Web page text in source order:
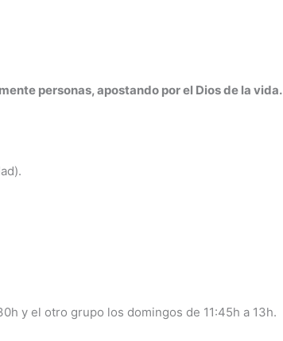
personas, apostando por el Dios de la vida.
y el otro grupo los domingos de 11:45h a 13h.